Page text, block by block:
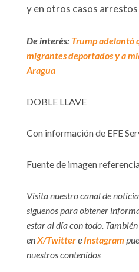
y en otros casos
De interés: Trump adelantó
migrantes deportados y a
Aragua
DOBLE LLAVE
Con información de EFE
Fuente de imagen
Visita nuestro canal de
síguenos para obtener
estar al día con todo. También
enX/Twittere Instagram
nuestros contenidos